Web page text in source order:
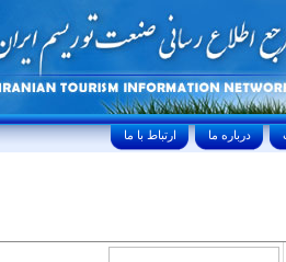
ارتباط با ما درباره ما